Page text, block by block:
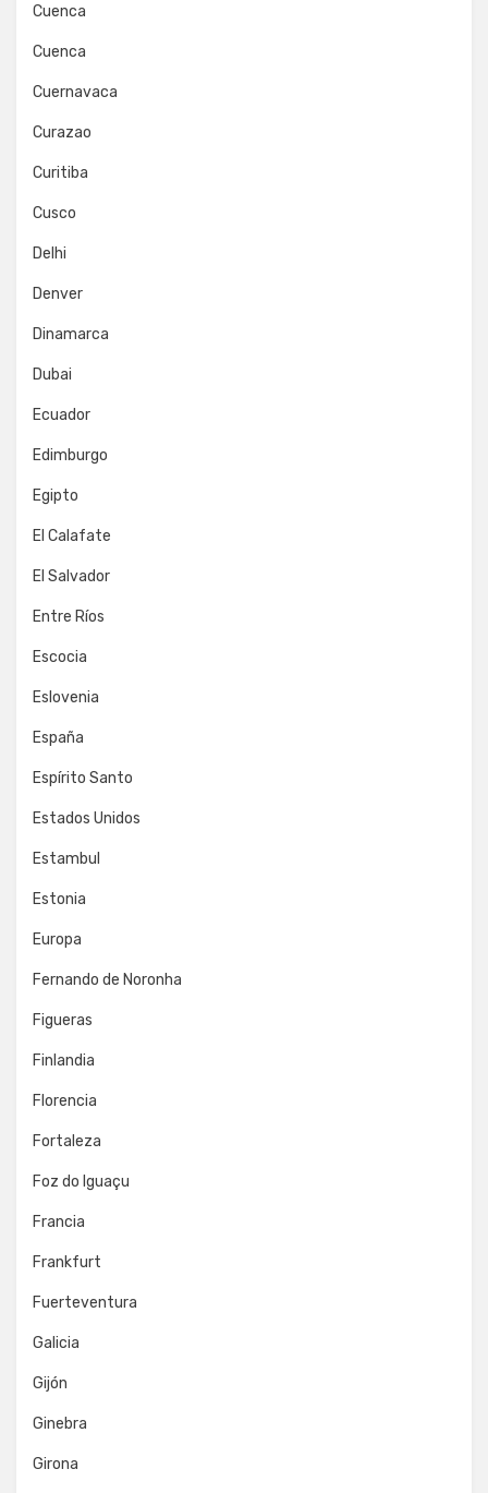
Cuenca
Cuenca
Cuernavaca
Curazao
Curitiba
Cusco
Delhi
Denver
Dinamarca
Dubai
Ecuador
Edimburgo
Egipto
El Calafate
El Salvador
Entre Ríos
Escocia
Eslovenia
España
Espírito Santo
Estados Unidos
Estambul
Estonia
Europa
Fernando de Noronha
Figueras
Finlandia
Florencia
Fortaleza
Foz do Iguaçu
Francia
Frankfurt
Fuerteventura
Galicia
Gijón
Ginebra
Girona